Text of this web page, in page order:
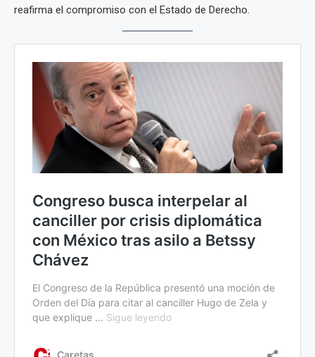
reafirma el compromiso con el Estado de Derecho.